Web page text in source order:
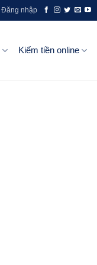
Đăng nhập
Kiếm tiền online